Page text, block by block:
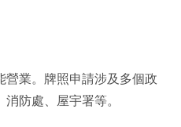
業。牌照申請涉及多個政
防處、屋宇署等。